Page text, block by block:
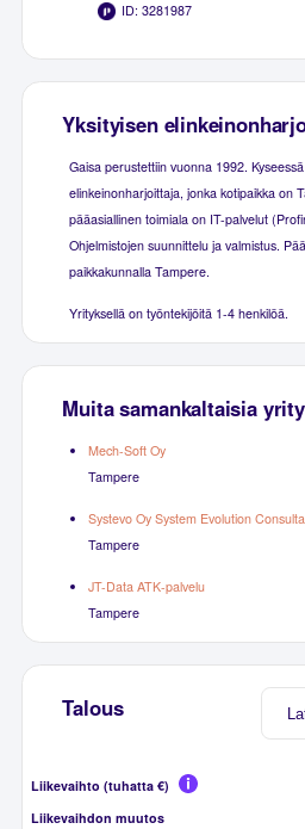
ID: 3281987
Yksityisen
Gaisa perustettiin vuonna 1992.
elinkeinonharjoittaja, jonka kotipaikka on
pääasiallinen toimiala on IT-palvelut
Ohjelmistojen suunnittelu ja valmistus.
paikkakunnalla Tampere.
Yrityksellä on työntekijöitä 1-4 henkilöä.
Muita samankaltaisia
Mech-Soft Oy
Tampere
Systevo Oy System Evolution
Tampere
JT-Data ATK-palvelu
Tampere
Talous
Liikevaihto (tuhatta €)
Liikevaihdon muutos